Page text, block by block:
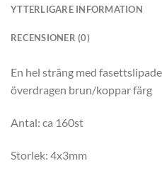
YTTERLIGARE INFORMATION
RECENSIONER (0)
En hel sträng med
överdragen brun/koppar färg
Antal: ca 160st
Storlek: 4x3mm